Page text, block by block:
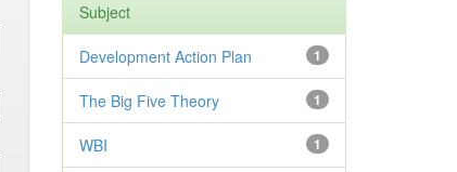
Subject
1
Development Action Plan
1
The Big Five Theory
1
WBI